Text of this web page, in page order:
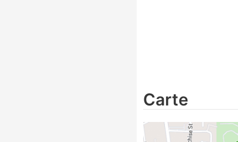
Carte